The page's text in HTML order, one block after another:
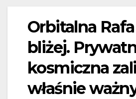
Orbitalna
bliżej.
kosmiczna
właśnie